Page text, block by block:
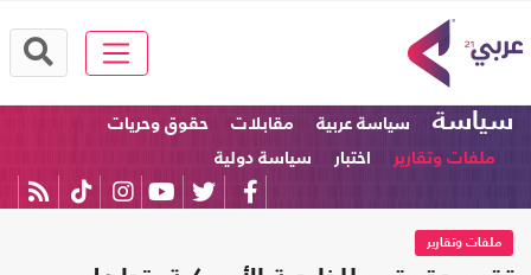
سياسة سياسة عربية مقابلات
حقوق وحريات
ملفات وتقارير
اختبار سياسة دولية
ملفات وتقارير